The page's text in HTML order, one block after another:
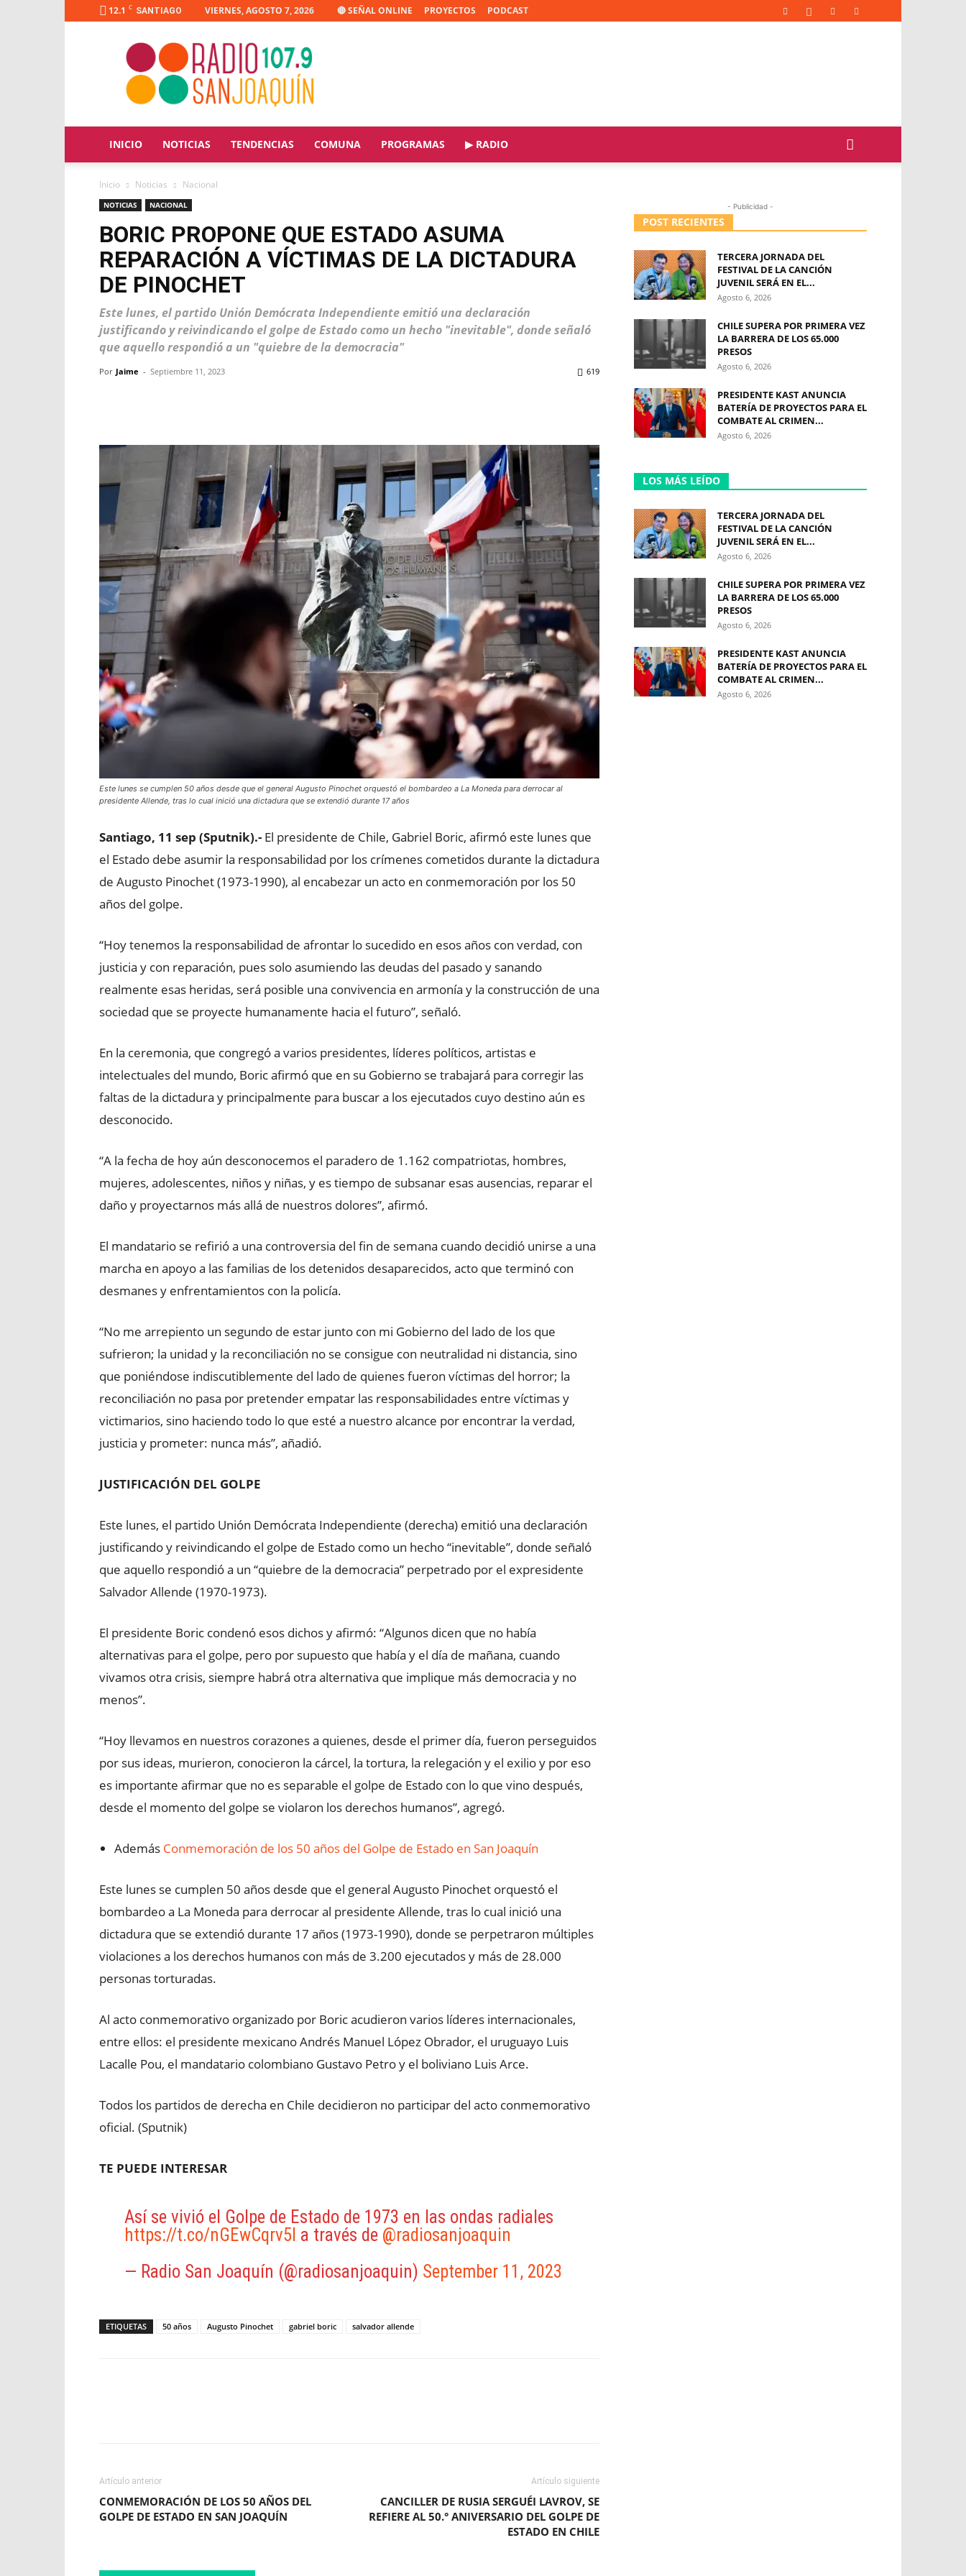
12.1 C SANTIAGO VIERNES, AGOSTO 7, 2026 🔴 SEÑAL ONLINE PROYECTOS PODCAST
Radio
Joaquín
INICIO NOTICIAS TENDENCIAS COMUNA PROGRAMAS ▶ RADIO
Inicio Noticias Nacional
NOTICIAS NACIONAL
BORIC PROPONE QUE ESTADO ASUMA
REPARACIÓN A VÍCTIMAS DE LA DICTADURA
DE PINOCHET
Este lunes, el partido Unión Demócrata Independiente emitió una declaración
justificando y reivindicando el golpe de Estado como un hecho "inevitable", donde señaló
que aquello respondió a un "quiebre de la democracia"
Por Jaime - Septiembre 11, 2023 619
Este lunes se cumplen 50 años desde que el general Augusto Pinochet orquestó el bombardeo a La Moneda para derrocar al
presidente Allende, tras lo cual inició una dictadura que se extendió durante 17 años
Santiago, 11 sep (Sputnik).- El presidente de Chile, Gabriel Boric, afirmó este lunes que
el Estado debe asumir la responsabilidad por los crímenes cometidos durante la dictadura
de Augusto Pinochet (1973-1990), al encabezar un acto en conmemoración por los 50
años del golpe.
“Hoy tenemos la responsabilidad de afrontar lo sucedido en esos años con verdad, con
justicia y con reparación, pues solo asumiendo las deudas del pasado y sanando
realmente esas heridas, será posible una convivencia en armonía y la construcción de una
sociedad que se proyecte humanamente hacia el futuro”, señaló.
En la ceremonia, que congregó a varios presidentes, líderes políticos, artistas e
intelectuales del mundo, Boric afirmó que en su Gobierno se trabajará para corregir las
faltas de la dictadura y principalmente para buscar a los ejecutados cuyo destino aún es
desconocido.
“A la fecha de hoy aún desconocemos el paradero de 1.162 compatriotas, hombres,
mujeres, adolescentes, niños y niñas, y es tiempo de subsanar esas ausencias, reparar el
daño y proyectarnos más allá de nuestros dolores”, afirmó.
El mandatario se refirió a una controversia del fin de semana cuando decidió unirse a una
marcha en apoyo a las familias de los detenidos desaparecidos, acto que terminó con
desmanes y enfrentamientos con la policía.
“No me arrepiento un segundo de estar junto con mi Gobierno del lado de los que
sufrieron; la unidad y la reconciliación no se consigue con neutralidad ni distancia, sino
que poniéndose indiscutiblemente del lado de quienes fueron víctimas del horror; la
reconciliación no pasa por pretender empatar las responsabilidades entre víctimas y
victimarios, sino haciendo todo lo que esté a nuestro alcance por encontrar la verdad,
justicia y prometer: nunca más”, añadió.
JUSTIFICACIÓN DEL GOLPE
Este lunes, el partido Unión Demócrata Independiente (derecha) emitió una declaración
justificando y reivindicando el golpe de Estado como un hecho “inevitable”, donde señaló
que aquello respondió a un “quiebre de la democracia” perpetrado por el expresidente
Salvador Allende (1970-1973).
El presidente Boric condenó esos dichos y afirmó: “Algunos dicen que no había
alternativas para el golpe, pero por supuesto que había y el día de mañana, cuando
vivamos otra crisis, siempre habrá otra alternativa que implique más democracia y no
menos”.
“Hoy llevamos en nuestros corazones a quienes, desde el primer día, fueron perseguidos
por sus ideas, murieron, conocieron la cárcel, la tortura, la relegación y el exilio y por eso
es importante afirmar que no es separable el golpe de Estado con lo que vino después,
desde el momento del golpe se violaron los derechos humanos”, agregó.
Además Conmemoración de los 50 años del Golpe de Estado en San Joaquín
Este lunes se cumplen 50 años desde que el general Augusto Pinochet orquestó el
bombardeo a La Moneda para derrocar al presidente Allende, tras lo cual inició una
dictadura que se extendió durante 17 años (1973-1990), donde se perpetraron múltiples
violaciones a los derechos humanos con más de 3.200 ejecutados y más de 28.000
personas torturadas.
Al acto conmemorativo organizado por Boric acudieron varios líderes internacionales,
entre ellos: el presidente mexicano Andrés Manuel López Obrador, el uruguayo Luis
Lacalle Pou, el mandatario colombiano Gustavo Petro y el boliviano Luis Arce.
Todos los partidos de derecha en Chile decidieron no participar del acto conmemorativo
oficial. (Sputnik)
TE PUEDE INTERESAR
Así se vivió el Golpe de Estado de 1973 en las ondas radiales
https://t.co/nGEwCqrv5I a través de @radiosanjoaquin
— Radio San Joaquín (@radiosanjoaquin) September 11, 2023
ETIQUETAS 50 años Augusto Pinochet gabriel boric salvador allende
Artículo anterior
CONMEMORACIÓN DE LOS 50 AÑOS DEL
GOLPE DE ESTADO EN SAN JOAQUÍN
Artículo siguiente
CANCILLER DE RUSIA SERGUÉI LAVROV, SE
REFIERE AL 50.° ANIVERSARIO DEL GOLPE DE
ESTADO EN CHILE
- Publicidad -
POST RECIENTES
TERCERA JORNADA DEL
FESTIVAL DE LA CANCIÓN
JUVENIL SERÁ EN EL...
Agosto 6, 2026
CHILE SUPERA POR PRIMERA VEZ
LA BARRERA DE LOS 65.000
PRESOS
Agosto 6, 2026
PRESIDENTE KAST ANUNCIA
BATERÍA DE PROYECTOS PARA EL
COMBATE AL CRIMEN...
Agosto 6, 2026
LOS MÁS LEÍDO
TERCERA JORNADA DEL
FESTIVAL DE LA CANCIÓN
JUVENIL SERÁ EN EL...
Agosto 6, 2026
CHILE SUPERA POR PRIMERA VEZ
LA BARRERA DE LOS 65.000
PRESOS
Agosto 6, 2026
PRESIDENTE KAST ANUNCIA
BATERÍA DE PROYECTOS PARA EL
COMBATE AL CRIMEN...
Agosto 6, 2026